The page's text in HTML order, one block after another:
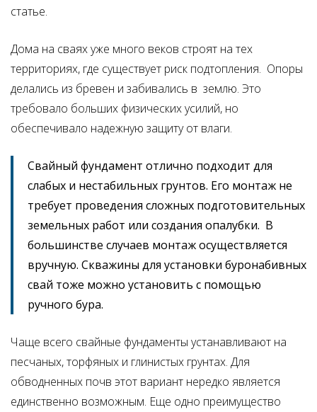
статье.
Дома на сваях уже много веков строят на тех
территориях, где существует риск подтопления. Опоры
делались из бревен и забивались в землю. Это
требовало больших физических усилий, но
обеспечивало надежную защиту от влаги.
Свайный фундамент отлично подходит для
слабых и нестабильных грунтов. Его монтаж не
требует проведения сложных подготовительных
земельных работ или создания опалубки. В
большинстве случаев монтаж осуществляется
вручную. Скважины для установки буронабивных
свай тоже можно установить с помощью
ручного бура.
Чаще всего свайные фундаменты устанавливают на
песчаных, торфяных и глинистых грунтах. Для
обводненных почв этот вариант нередко является
единственно возможным. Еще одно преимущество